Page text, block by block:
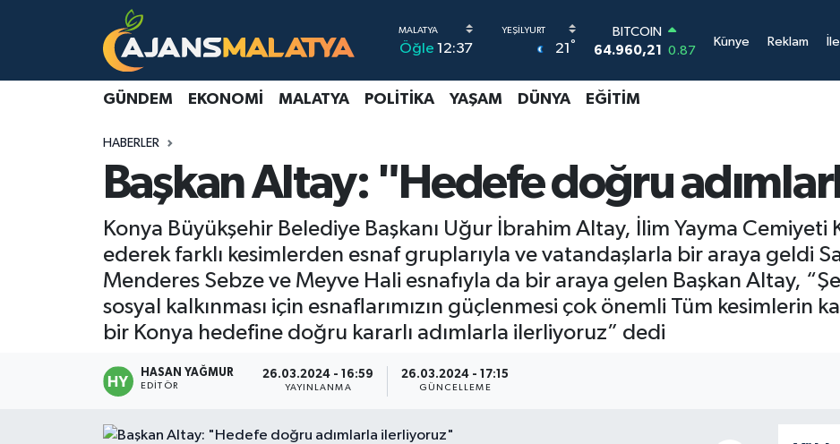
Öğle 12:37 21 °
64.960,21 0.87
DOLAR
EURO
GRAM ALTIN
6660.55
0.03
BİST100
13.779
-14
Künye Reklam
GÜNDEM EKONOMI MALATYA POLITIKA YAŞAM DÜNYA EĞITIM
HABERLER
Başkan Altay: "Hedefe doğru
Konya Büyükşehir Belediye Başkanı Uğur İbrahim Altay, İlim Yayma Cemiyeti
ederek farklı kesimlerden esnaf gruplarıyla ve vatandaşlarla bir araya geldi
Menderes Sebze ve Meyve Hali esnafıyla da bir araya gelen Başkan Altay,
sosyal kalkınması için esnaflarımızın güçlenmesi çok önemli Tüm kesimlerin
bir Konya hedefine doğru kararlı adımlarla ilerliyoruz” dedi
HASAN YAĞMUR
EDITÖR
26.03.2024 - 16:59
YAYINLANMA
26.03.2024 - 17:15
GÜNCELLEME
Gündem
Kültür & Sanat
Magazin
Politika
Malatya Nöbetçi Eczaneler
Malatya Trafik Yoğunluk Haritası
TFF 3.Lig 2.Grup Puan Durumu ve Fikstür
Son Dakika Haberleri
Haber Arşivi